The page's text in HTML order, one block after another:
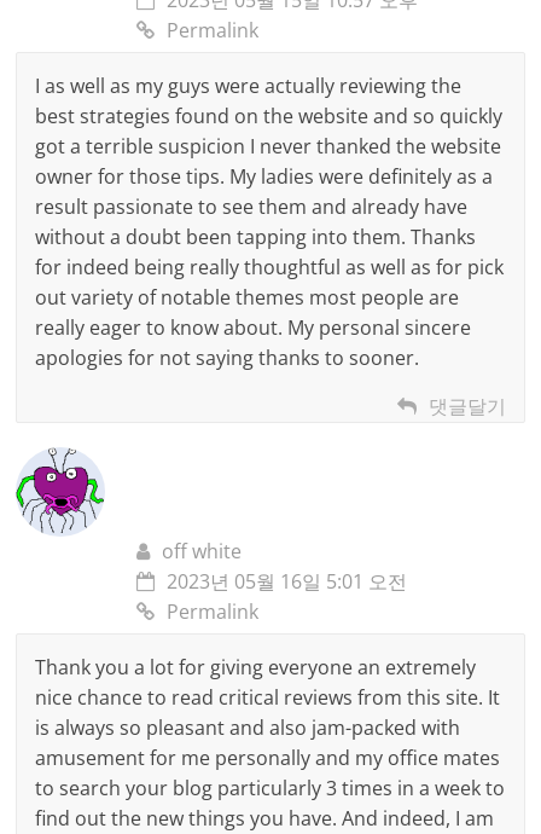
Permalink
I as well as my guys were actually reviewing the
best strategies found on the website and so quickly
got a terrible suspicion I never thanked the website
owner for those tips. My ladies were definitely as a
result passionate to see them and already have
without a doubt been tapping into them. Thanks
for indeed being really thoughtful as well as for pick
out variety of notable themes most people are
really eager to know about. My personal sincere
apologies for not saying thanks to sooner.
댓글달기
off white
2023년 05월 16일 5:01 오전
Permalink
Thank you a lot for giving everyone an extremely
nice chance to read critical reviews from this site. It
is always so pleasant and also jam-packed with
amusement for me personally and my office mates
to search your blog particularly 3 times in a week to
find out the new things you have. And indeed, I am